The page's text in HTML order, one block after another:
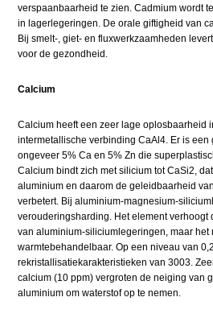
verspaanbaarheid te zien. Cadmium wordt
in lagerlegeringen. De orale giftigheid van
Bij smelt-, giet- en fluxwerkzaamheden
voor de gezondheid.
Calcium
Calcium heeft een zeer lage oplosbaarheid
intermetallische verbinding CaAl4. Er is
ongeveer 5% Ca en 5% Zn die
Calcium bindt zich met silicium tot CaSi2,
aluminium en daarom de geleidbaarheid
verbetert. Bij aluminium-magnesium-
verouderingsharding. Het element verhoogt
van aluminium-siliciumlegeringen, maar
warmtebehandelbaar. Op een niveau van
rekristallisatiekarakteristieken van 3003.
calcium (10 ppm) vergroten de neiging van
aluminium om waterstof op te nemen.